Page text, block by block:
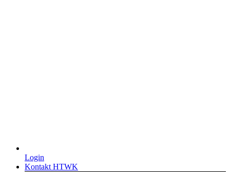
Login
Kontakt HTWK